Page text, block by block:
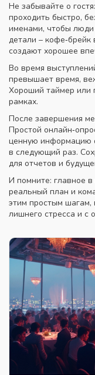
Не забывайте о
проходить быстро,
именами, чтобы
детали –
создают хорошее
Во время
превышает время,
Хороший таймер или
рамках.
После завершения
Простой
ценную информацию
в следующий раз.
для отчетов и
И помните: главное
реальный план и
этим простым шагам,
лишнего стресса и с